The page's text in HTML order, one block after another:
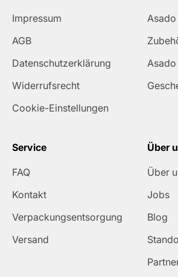
Impressum
AGB
Datenschutzerklärung
Widerrufsrecht
Cookie-Einstellungen
Service
FAQ
Kontakt
Verpackungsentsorgung
Versand
Über
Über
Jobs
Blog